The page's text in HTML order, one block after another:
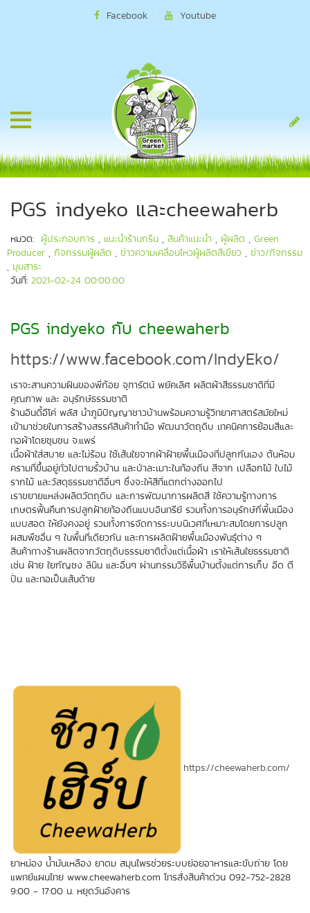
Facebook Youtube
PGS indyeko และcheewaherb
หมวด: ผู้ประกอบการ , แนะนำร้านกรีน , สินค้าแนะนำ , ผู้ผลิต , Green
Producer , กิจกรรมผู้ผลิต , ข่าวความเคลื่อนไหวผู้ผลิตสีเขียว , ข่าว/กิจกรรม
, มุมสาระ
วันที่: 2021-02-24 00:00:00
PGS indyeko กับ cheewaherb
https://www.facebook.com/IndyEko/
เราจะสานความฝันของพี่ก้อย จุฑารัตน์ พยัคเลิศ ผลิตผ้าสีธรรมชาติที่มี
คุณภาพ และ อนุรักษ์ธรรมชาติ
ร้านอินดี้อีโค่ พลัส นำภูมิปัญญาชาวบ้านพร้อมความรู้วิทยาศาสตร์สมัยใหม่
เข้ามาช่วยในการสร้างสรรค์สินค้าทำมือ พัฒนาวัตถุดิบ เทคนิคการย้อมสีและ
ทอผ้าโดยชุมชน จ.แพร่
เนื้อผ้าใส่สบาย และไม่ร้อน ใช้เส้นใยจากผ้าฝ้ายพื้นเมืองที่ปลูกกันเอง ต้นห้อม
ครามที่ขึ้นอยู่ทั่วไปตามรั้วบ้าน และป่าละเมาะในท้องถิ่น สีจาก เปลือกไม้ ใบไม้
รากไม้ และวัสดุธรรมชาติอื่นๆ ซึ่งจะให้สีที่แตกต่างออกไป
เราขยายแหล่งผลิตวัตถุดิบ และการพัฒนาการผลิตสี ใช้ความรู้ทางการ
เกษตรฟื้นคืนการปลูกฝ้ายท้องถิ่นแบบอินทรีย์ รวมทั้งการอนุรักษ์กี่พื้นเมือง
แบบสอด ให้ยังคงอยู่ รวมทั้งการจัดการระบบนิเวศที่เหมาะสมโดยการปลูก
ผสมพืชอื่น ๆ ในพื้นที่เดียวกัน และการผลิตฝ้ายพื้นเมืองพันธุ์ต่าง ๆ
สินค้าทางร้านผลิตจากวัตถุดิบธรรมชาติตั้งแต่เนื้อผ้า เราให้เส้นใยธรรมชาติ
เช่น ฝ้าย ใยกัญชง ลินิน และอื่นๆ ผ่านกรรมวิธีพื้นบ้านตั้งแต่การเก็บ อีด ตี
ปั่น และทอเป็นเส้นด้าย
https://cheewaherb.com/
ยาหม่อง น้ำมันเหลือง ยาดม สมุนไพรช่วยระบบย่อยอาหารและขับถ่าย โดย
แพทย์แผนไทย www.cheewaherb.com โทรสั่งสินค้าด่วน 092-752-2828
9:00 - 17:00 น. หยุดวันอังคาร